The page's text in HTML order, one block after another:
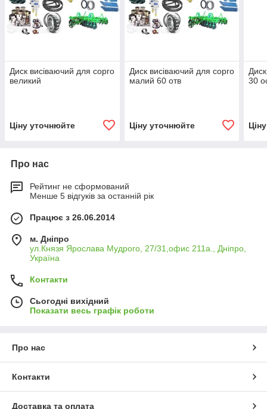
Диск висiваючий для сорго
великий
Ціну уточнюйте
Диск висiваючий для сорго
малий 60 отв
Ціну уточнюйте
30
Про нас
Рейтинг не сформований
Менше 5 відгуків за останній рік
Працює з 26.06.2014
м. Дніпро
ул.Князя Ярослава Мудрого, 27/31,офис 211а., Дніпро,
Україна
Контакти
Сьогодні вихідний
Показати весь графік роботи
Про нас
Контакти
Доставка та оплата